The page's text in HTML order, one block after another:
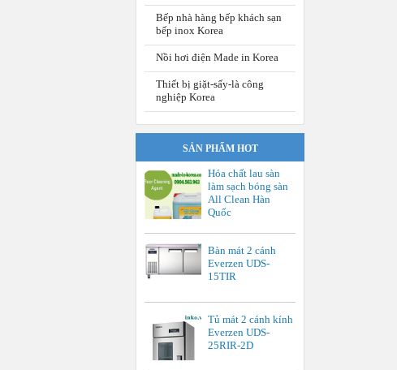
Bếp nhà hàng bếp khách sạn
bếp inox Korea
Nồi hơi điện Made in Korea
Thiết bị giặt-sấy-là công
nghiệp Korea
SẢN PHẨM HOT
Hóa chất lau sàn
làm sạch bóng sàn
All Clean Hàn
Quốc
Bàn mát 2 cánh
Everzen UDS-
15TIR
Tủ mát 2 cánh kính
Everzen UDS-
25RIR-2D